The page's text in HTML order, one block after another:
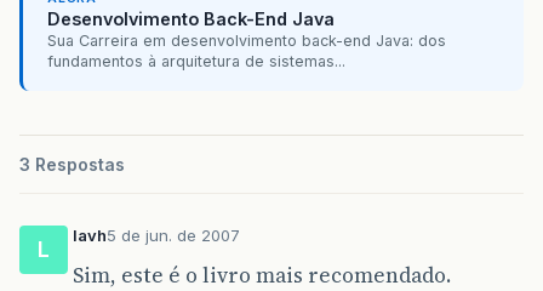
Desenvolvimento Back-End Java
Sua Carreira em desenvolvimento back-end Java: dos
fundamentos à arquitetura de sistemas...
3 Respostas
L
lavh5 de jun. de 2007
Sim, este é o livro mais recomendado.